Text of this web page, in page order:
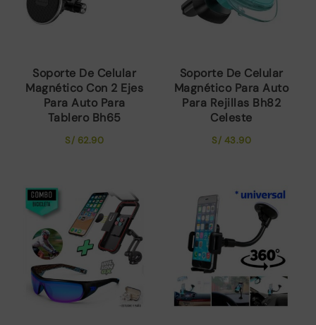
Soporte De Celular
Magnético Con 2 Ejes
Para Auto Para
Tablero Bh65
S/ 62.90
Soporte De Celular
Magnético Para Auto
Para Rejillas Bh82
Celeste
S/ 43.90